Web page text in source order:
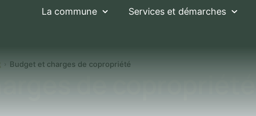
La commune Services et démarches
Budget et charges de copropriété
de copropriété